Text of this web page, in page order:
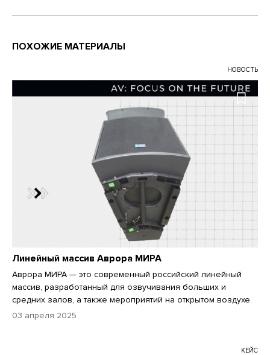
ПОХОЖИЕ МАТЕРИАЛЫ
НОВОСТЬ
Линейный массив Аврора МИРА
Аврора МИРА — это современный российский линейный
массив, разработанный для озвучивания больших и
средних залов, а также мероприятий на открытом воздухе.
03 апреля 2025
КЕЙС